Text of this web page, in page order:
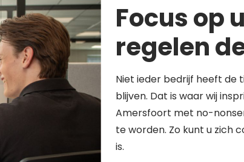
Focus op
regelen
Niet ieder bedrijf heeft de
blijven. Dat is waar wij
Amersfoort met no-
te worden. Zo kunt u zich
is.